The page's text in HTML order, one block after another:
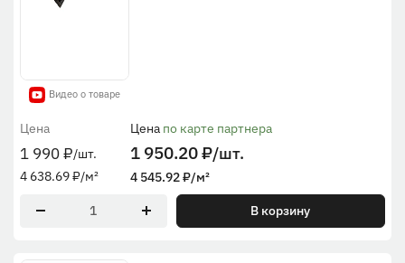
Видео о товаре
Цена
1 990₽/шт.
4 638.69₽/м²
Цена по карте партнера
1 950.20₽/шт.
4 545.92₽/м²
В корзину